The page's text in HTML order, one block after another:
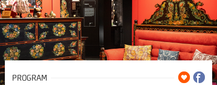
PROGRAM